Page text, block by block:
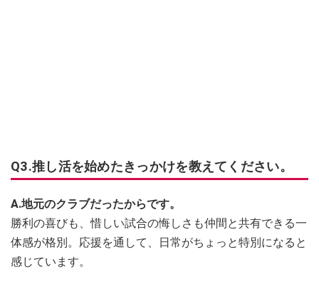
Q3.推し活を始めたきっかけを教えてください。
A.地元のクラブだったからです。
勝利の喜びも、惜しい試合の悔しさも仲間と共有できる一
体感が格別。応援を通して、日常がちょっと特別になると
感じています。